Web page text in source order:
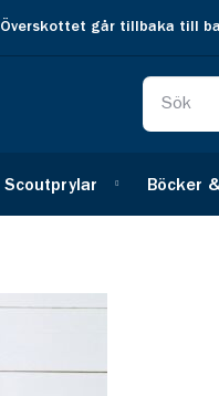
Överskottet går tillbaka till
Scoutprylar Böcker